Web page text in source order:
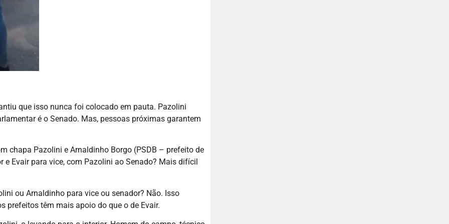
que isso nunca foi colocado em pauta. Pazolini
é o Senado. Mas, pessoas próximas garantem
chapa Pazolini e Arnaldinho Borgo (PSDB – prefeito de
Evair para vice, com Pazolini ao Senado? Mais difícil
ou Arnaldinho para vice ou senador? Não. Isso
prefeitos têm mais apoio do que o de Evair.